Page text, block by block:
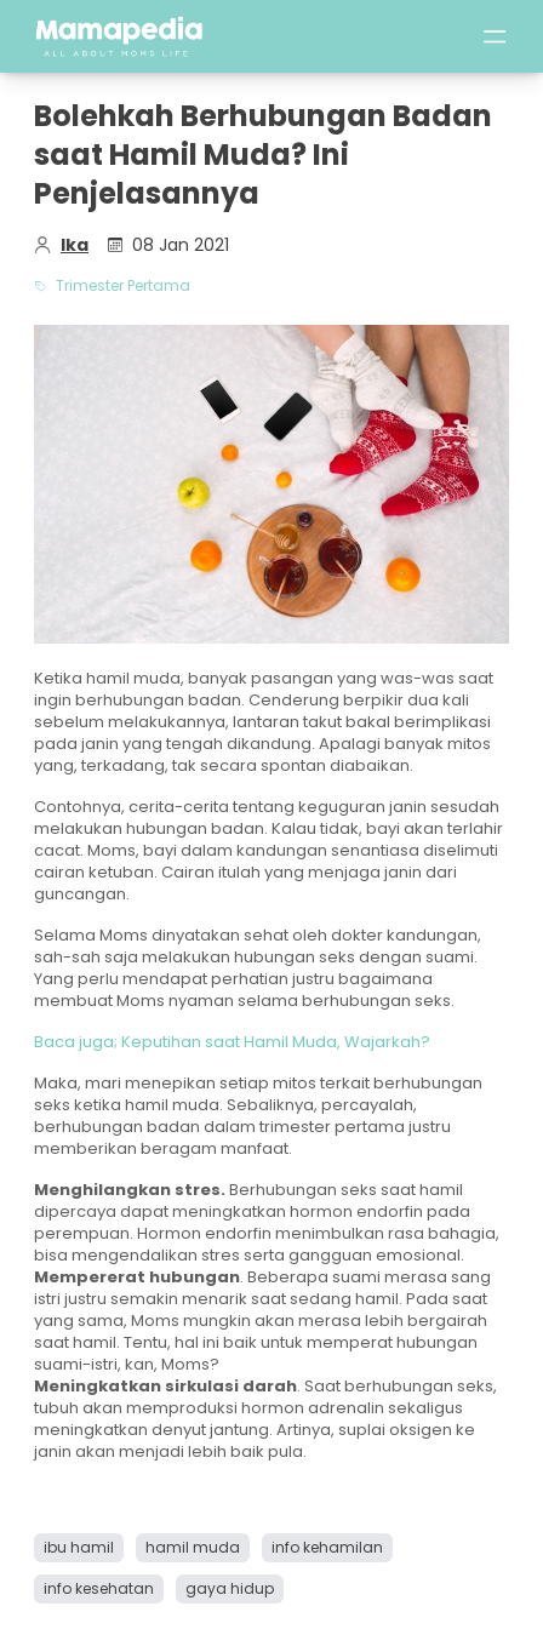
Bolehkah Berhubungan Badan
saat Hamil Muda? Ini
Penjelasannya
Ika 08 Jan 2021
Trimester Pertama
Ketika hamil muda, banyak pasangan yang was-was saat
ingin berhubungan badan. Cenderung berpikir dua kali
sebelum melakukannya, lantaran takut bakal berimplikasi
pada janin yang tengah dikandung. Apalagi banyak mitos
yang, terkadang, tak secara spontan diabaikan.
Contohnya, cerita-cerita tentang keguguran janin sesudah
melakukan hubungan badan. Kalau tidak, bayi akan terlahir
cacat. Moms, bayi dalam kandungan senantiasa diselimuti
cairan ketuban. Cairan itulah yang menjaga janin dari
guncangan.
Selama Moms dinyatakan sehat oleh dokter kandungan,
sah-sah saja melakukan hubungan seks dengan suami.
Yang perlu mendapat perhatian justru bagaimana
membuat Moms nyaman selama berhubungan seks.
Baca juga; Keputihan saat Hamil Muda, Wajarkah?
Maka, mari menepikan setiap mitos terkait berhubungan
seks ketika hamil muda. Sebaliknya, percayalah,
berhubungan badan dalam trimester pertama justru
memberikan beragam manfaat.
Menghilangkan stres. Berhubungan seks saat hamil
dipercaya dapat meningkatkan hormon endorfin pada
perempuan. Hormon endorfin menimbulkan rasa bahagia,
bisa mengendalikan stres serta gangguan emosional.
Mempererat hubungan. Beberapa suami merasa sang
istri justru semakin menarik saat sedang hamil. Pada saat
yang sama, Moms mungkin akan merasa lebih bergairah
saat hamil. Tentu, hal ini baik untuk memperat hubungan
suami-istri, kan, Moms?
Meningkatkan sirkulasi darah. Saat berhubungan seks,
tubuh akan memproduksi hormon adrenalin sekaligus
meningkatkan denyut jantung. Artinya, suplai oksigen ke
janin akan menjadi lebih baik pula.
ibu hamil hamil muda
info kehamilan
info kesehatan
gaya hidup